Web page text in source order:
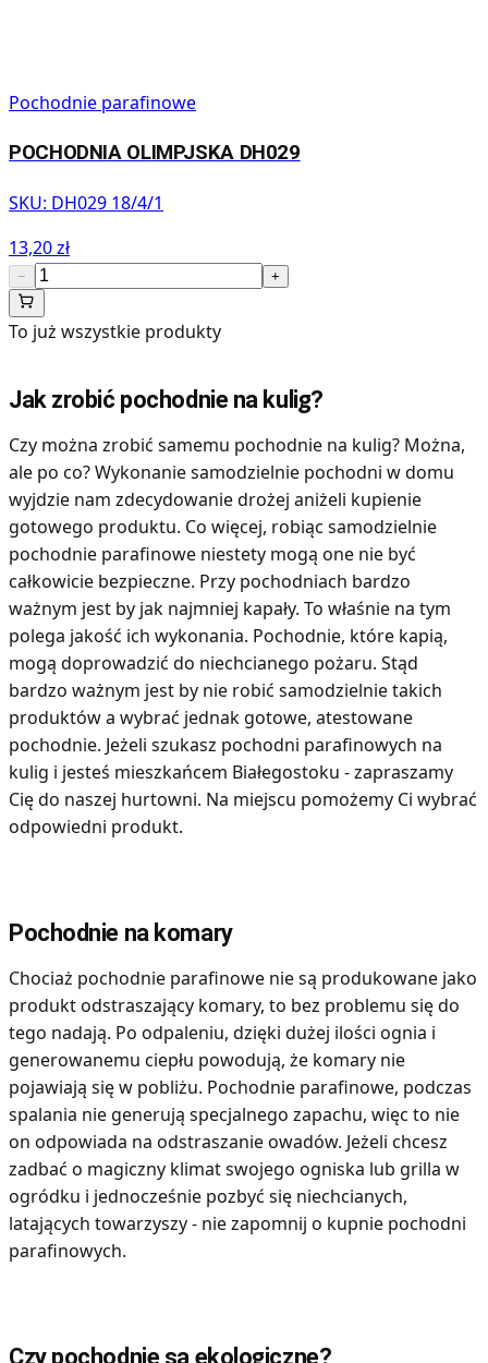
Pochodnie parafinowe
POCHODNIA OLIMPJSKA DH029
SKU: DH029 18/4/1
13,20 zł
− +
To już wszystkie produkty
Jak zrobić pochodnie na kulig?
Czy można zrobić samemu pochodnie na kulig? Można,
ale po co? Wykonanie samodzielnie pochodni w domu
wyjdzie nam zdecydowanie drożej aniżeli kupienie
gotowego produktu. Co więcej, robiąc samodzielnie
pochodnie parafinowe niestety mogą one nie być
całkowicie bezpieczne. Przy pochodniach bardzo
ważnym jest by jak najmniej kapały. To właśnie na tym
polega jakość ich wykonania. Pochodnie, które kapią,
mogą doprowadzić do niechcianego pożaru. Stąd
bardzo ważnym jest by nie robić samodzielnie takich
produktów a wybrać jednak gotowe, atestowane
pochodnie. Jeżeli szukasz pochodni parafinowych na
kulig i jesteś mieszkańcem Białegostoku - zapraszamy
Cię do naszej hurtowni. Na miejscu pomożemy Ci wybrać
odpowiedni produkt.
Pochodnie na komary
Chociaż pochodnie parafinowe nie są produkowane jako
produkt odstraszający komary, to bez problemu się do
tego nadają. Po odpaleniu, dzięki dużej ilości ognia i
generowanemu ciepłu powodują, że komary nie
pojawiają się w pobliżu. Pochodnie parafinowe, podczas
spalania nie generują specjalnego zapachu, więc to nie
on odpowiada na odstraszanie owadów. Jeżeli chcesz
zadbać o magiczny klimat swojego ogniska lub grilla w
ogródku i jednocześnie pozbyć się niechcianych,
latających towarzyszy - nie zapomnij o kupnie pochodni
parafinowych.
Czy pochodnie są ekologiczne?